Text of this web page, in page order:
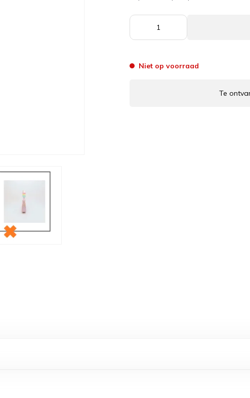
Niet op voorraad
Te